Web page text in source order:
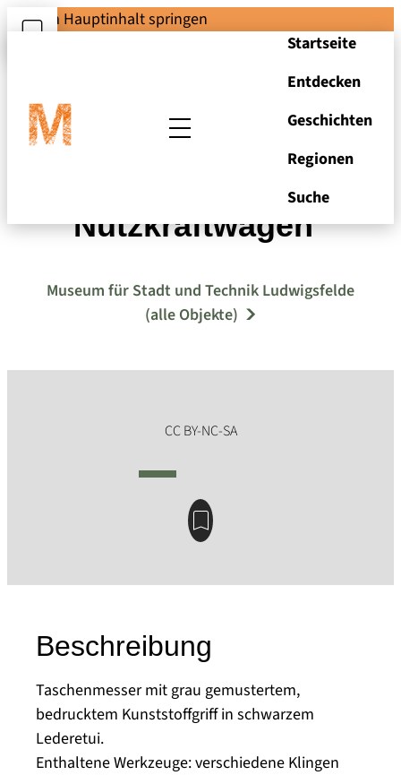
Zum Hauptinhalt springen
Startseite
Entdecken
Geschichten
Regionen
Suche
Taschenmesser "IFA-
Nutzkraftwagen"
Museum für Stadt und Technik Ludwigsfelde
(alle Objekte)
Beschreibung
Taschenmesser mit grau gemustertem,
bedrucktem Kunststoffgriff in schwarzem
Lederetui.
Enthaltene Werkzeuge: verschiedene Klingen